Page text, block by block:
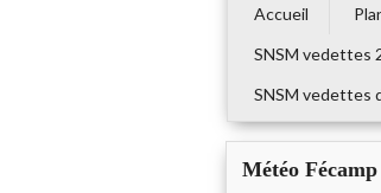
Accueil
SNSM vedettes
SNSM vedettes
Météo Fécamp